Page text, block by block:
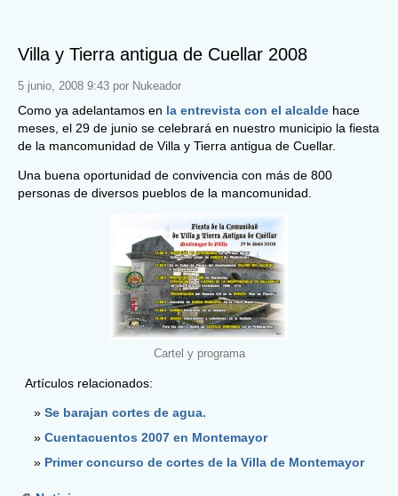
Villa y Tierra antigua de Cuellar 2008
5 junio, 2008 9:43 por Nukeador
Como ya adelantamos en la entrevista con el alcalde hace
meses, el 29 de junio se celebrará en nuestro municipio la fiesta
de la mancomunidad de Villa y Tierra antigua de Cuellar.
Una buena oportunidad de convivencia con más de 800
personas de diversos pueblos de la mancomunidad.
Cartel y programa
Artículos relacionados:
Se barajan cortes de agua.
Cuentacuentos 2007 en Montemayor
Primer concurso de cortes de la Villa de Montemayor